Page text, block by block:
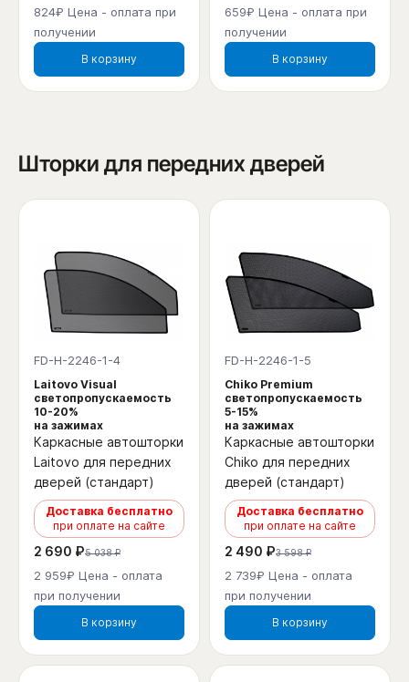
824₽ Цена - оплата при
получении
В корзину
659₽ Цена - оплата при
получении
В корзину
Шторки для передних дверей
FD-H-2246-1-4
Laitovo Visual
светопропускаемость
10-20%
на зажимах
Каркасные автошторки
Laitovo для передних
дверей (стандарт)
Доставка бесплатно
при оплате на сайте
2 690 ₽5 038 ₽
2 959₽ Цена - оплата
при получении
В корзину
FD-H-2246-1-5
Chiko Premium
светопропускаемость
5-15%
на зажимах
Каркасные автошторки
Chiko для передних
дверей (стандарт)
Доставка бесплатно
при оплате на сайте
2 490 ₽3 598 ₽
2 739₽ Цена - оплата
при получении
В корзину